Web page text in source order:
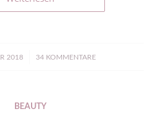
2018 34 KOMMENTARE
BEAUTY